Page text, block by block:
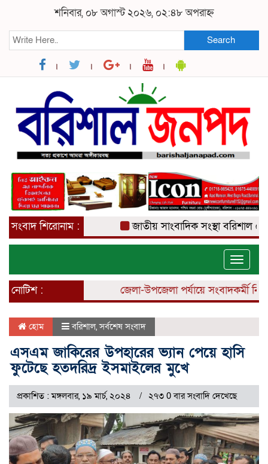
শনিবার, ০৮ অগাস্ট ২০২৬, ০২:৪৮ অপরাহ্ন
Search
সংবাদ শিরোনাম : জাতীয় সাংবাদিক সংস্থা বরিশাল জেলা
Toggle
নোটিশ :
জেলা-উপজেলা পর্যায়ে সংবাদকর্মী নিয়োগ
হোম বরিশাল,সর্বশেষ সংবাদ
এসএম জাকিরের উপহারের ভ্যান পেয়ে হাসি
ফুটেছে হতদরিদ্র ইসমাইলের মুখে
প্রকাশিত : মঙ্গলবার, ১৯ মার্চ, ২০২৪ ২৭৩ 0 বার সংবাদি দেখেছে